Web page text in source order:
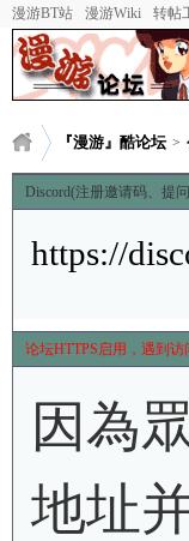
漫游BT站 漫游Wiki 转帖
『漫游』酷论坛 >
Discord(注册邀请码、提
https://
论坛HTTPS启用，遇到
因為
地址